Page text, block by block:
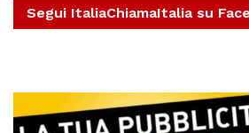
Segui ItaliaChiamaItalia su